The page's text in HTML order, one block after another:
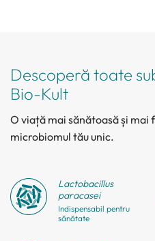
Descoperă toate
Bio-Kult
O viață mai sănătoasă și mai
microbiomul tău unic.
Lactobacillus
paracasei
Indispensabil pentru
sănătate